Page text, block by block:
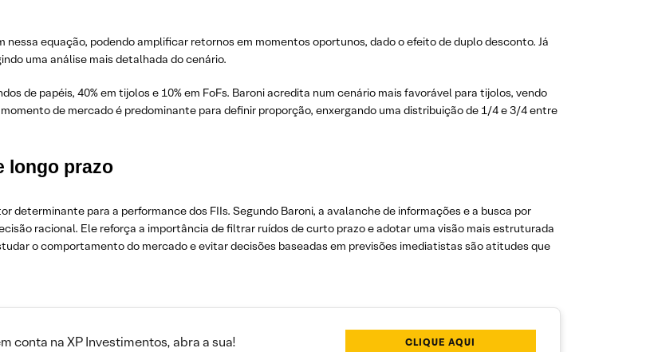
equação, podendo amplificar retornos em momentos oportunos, dado o efeito de duplo desconto. Já
uma análise mais detalhada do cenário.
de papéis, 40% em tijolos e 10% em FoFs. Baroni acredita num cenário mais favorável para tijolos, vendo
de mercado é predominante para definir proporção, enxergando uma distribuição de 1/4 e 3/4 entre
longo prazo
determinante para a performance dos FIIs. Segundo Baroni, a avalanche de informações e a busca por
racional. Ele reforça a importância de filtrar ruídos de curto prazo e adotar uma visão mais estruturada
o comportamento do mercado e evitar decisões baseadas em previsões imediatistas são atitudes que
conta na XP Investimentos, abra a sua! CLIQUE AQUI